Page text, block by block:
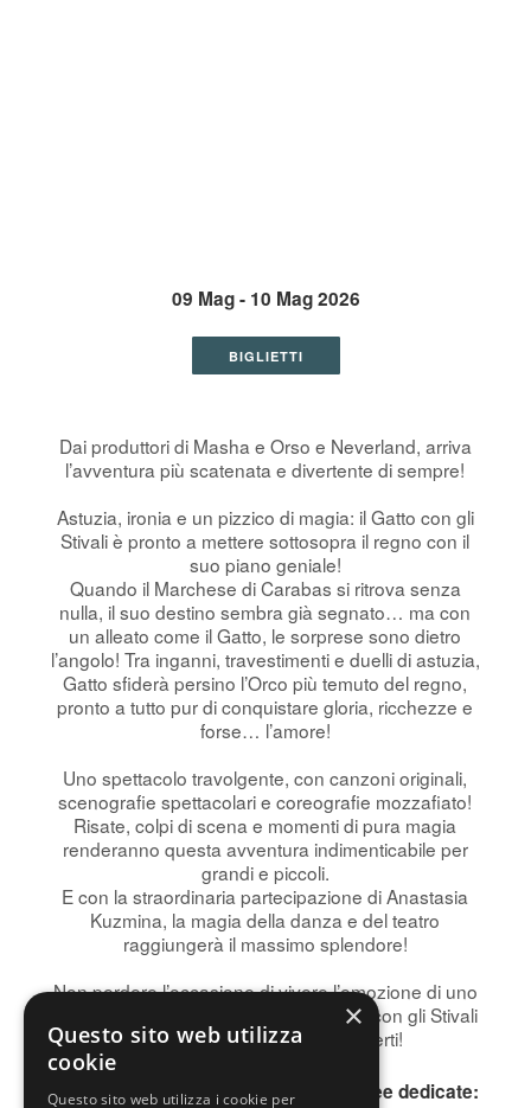
09 Mag - 10 Mag 2026
BIGLIETTI
Dai produttori di Masha e Orso e Neverland, arriva
l’avventura più scatenata e divertente di sempre!
Astuzia, ironia e un pizzico di magia: il Gatto con gli
Stivali è pronto a mettere sottosopra il regno con il
suo piano geniale!
Quando il Marchese di Carabas si ritrova senza
nulla, il suo destino sembra già segnato… ma con
un alleato come il Gatto, le sorprese sono dietro
l’angolo! Tra inganni, travestimenti e duelli di astuzia,
Gatto sfiderà persino l’Orco più temuto del regno,
pronto a tutto pur di conquistare gloria, ricchezze e
forse… l’amore!
Uno spettacolo travolgente, con canzoni originali,
scenografie spettacolari e coreografie mozzafiato!
Risate, colpi di scena e momenti di pura magia
renderanno questa avventura indimenticabile per
grandi e piccoli.
E con la straordinaria partecipazione di Anastasia
Kuzmina, la magia della danza e del teatro
raggiungerà il massimo splendore!
Non perdere l’occasione di vivere l’emozione di uno
spettacolo unico e travolgente. Il Gatto con gli Stivali
ti aspetta… pronto a sorprenderti!
Per informazioni, contattare le due linee dedicate:
×
Questo sito web utilizza
cookie
Questo sito web utilizza i cookie per